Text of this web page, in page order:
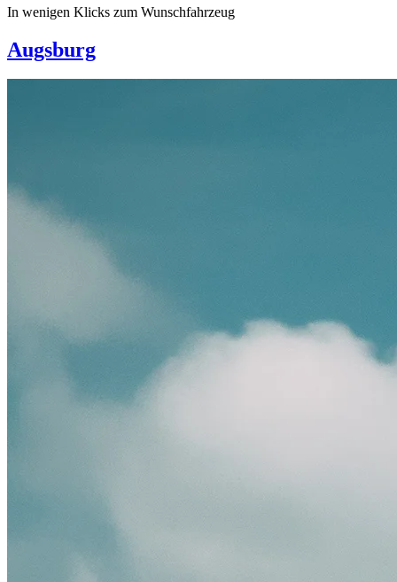
In wenigen Klicks zum Wunschfahrzeug
Augsburg